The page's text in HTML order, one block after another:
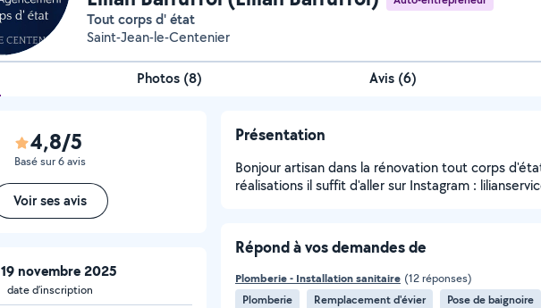
Tout corps d' état
Saint-Jean-le-Centenier
Photos (8) Avis (6)
4,8/5
Basé sur 6 avis
Voir ses avis
19 novembre 2025
date d’inscription
Présentation
Bonjour artisan dans la rénovation tout corps
réalisations il suffit d'aller sur Instagram :
Répond à vos demandes de
Plomberie - Installation sanitaire (12 réponses)
Plomberie
Remplacement d'évier
Pose de baignoire